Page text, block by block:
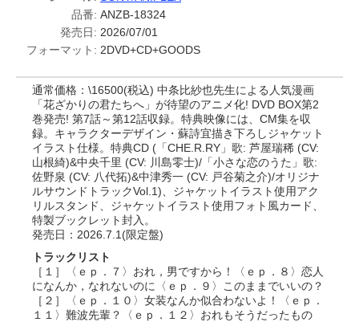
品番: ANZB-18324
発売日: 2026/07/01
フォーマット: 2DVD+CD+GOODS
通常価格：\16500(税込) 中条比紗也先生による人気漫画
「花ざかりの君たちへ」が待望のアニメ化! DVD BOX第2
巻発売! 第7話～第12話収録。特典映像には、CM集を収
録。キャラクターデザイン・蘇詩宜描き下ろしジャケット
イラスト仕様。特典CD (「CHE.R.RY」歌: 芦屋瑞稀 (CV:
山根綺)&中央千里 (CV: 川島零士)/「小さな恋のうた」歌:
佐野泉 (CV: 八代拓)&中津秀一 (CV: 戸谷菊之介)/オリジナ
ルサウンドトラックVol.1)、ジャケットイラスト使用アク
リルスタンド、ジャケットイラスト使用フォト風カード、
特製ブックレット封入。
発売日：2026.7.1(限定盤)
トラックリスト
［１］〈ｅｐ．７〉おれ，男ですから！〈ｅｐ．８〉恋人
になんか，なれないのに〈ｅｐ．９〉このままでいいの？
［２］〈ｅｐ．１０〉女装なんか似合わないよ！〈ｅｐ．
１１〉難波先輩？〈ｅｐ．１２〉おれもそうだったもの